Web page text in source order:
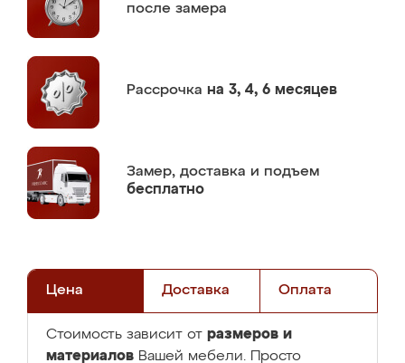
после замера
Рассрочка на 3, 4, 6 месяцев
Замер, доставка и подъем
бесплатно
Цена Доставка Оплата
Стоимость зависит от размеров и
материалов Вашей мебели. Просто